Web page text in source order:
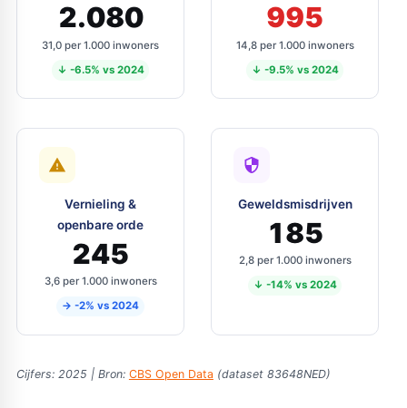
2.080
31,0 per 1.000 inwoners
↓ -6.5% vs 2024
995
14,8 per 1.000 inwoners
↓ -9.5% vs 2024
Vernieling &
openbare orde
245
3,6 per 1.000 inwoners
→ -2% vs 2024
Geweldsmisdrijven
185
2,8 per 1.000 inwoners
↓ -14% vs 2024
Cijfers: 2025 | Bron: CBS Open Data (dataset 83648NED)